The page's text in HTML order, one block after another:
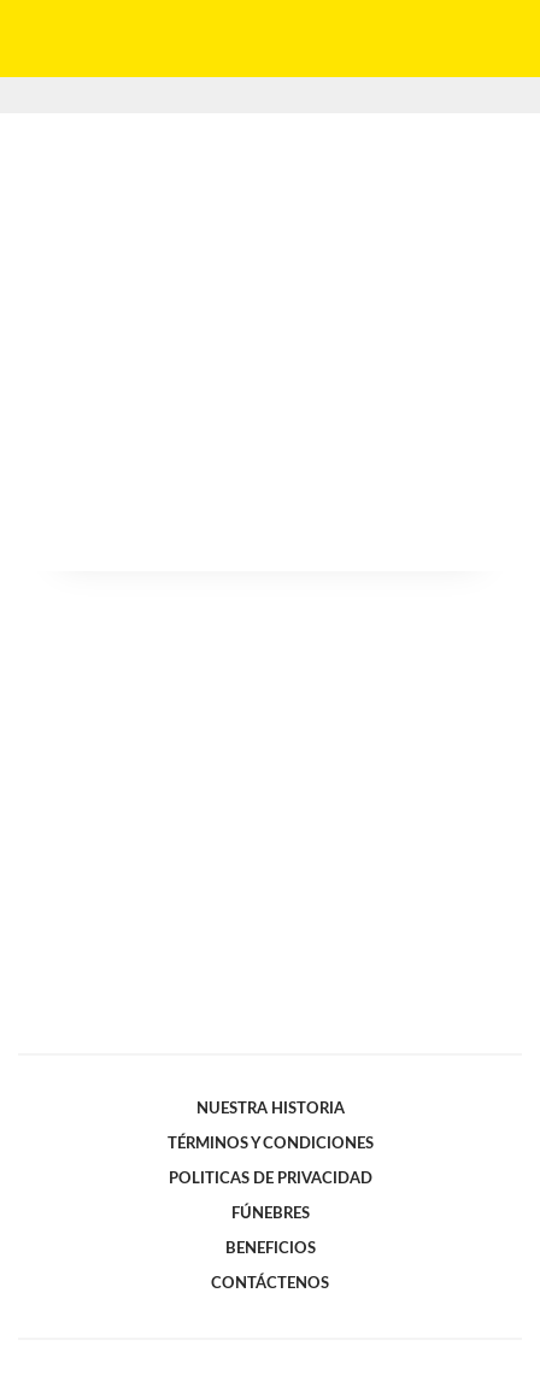
NUESTRA HISTORIA
TÉRMINOS Y CONDICIONES
POLITICAS DE PRIVACIDAD
FÚNEBRES
BENEFICIOS
CONTÁCTENOS